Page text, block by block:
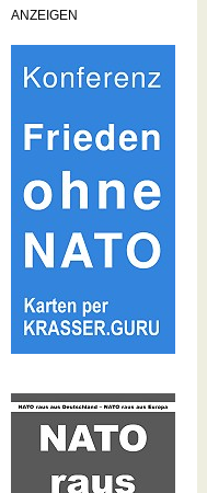
ANZEIGEN